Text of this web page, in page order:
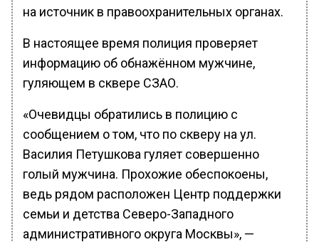
на источник в правоохранительных органах.
В настоящее время полиция проверяет
информацию об обнажённом мужчине,
гуляющем в сквере СЗАО.
«Очевидцы обратились в полицию с
сообщением о том, что по скверу на ул.
Василия Петушкова гуляет совершенно
голый мужчина. Прохожие обеспокоены,
ведь рядом расположен Центр поддержки
семьи и детства Северо-Западного
административного округа Москвы», —